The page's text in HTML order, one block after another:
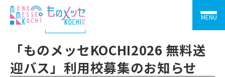
MENU
2026.02.24 お知らせ
「ものメッセKOCHI2026 無料送
迎バス」利用校募集のお知らせ